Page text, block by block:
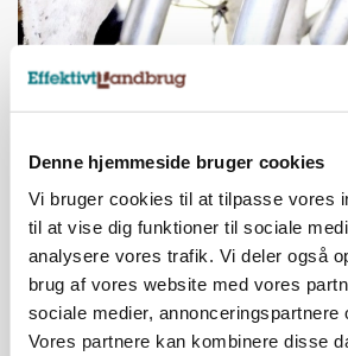
Denne hjemmeside bruger cookies
Vi bruger cookies til at tilpasse vores
til at vise dig funktioner til sociale
analysere vores trafik. Vi deler også
brug af vores website med vores
sociale medier, annonceringspartnere
Vores partnere kan kombinere disse
MARKED
Russisk mælkepris dykker 23
Annonce
BUSINESS
Fra mark til mur: Byggeriet kan
marked for biokul
Annonce
Loading...